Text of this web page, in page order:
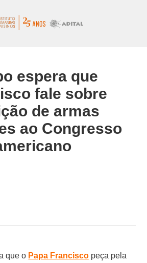
espera que
fale sobre
de armas
ao Congresso
que o Papa Francisco peça pela